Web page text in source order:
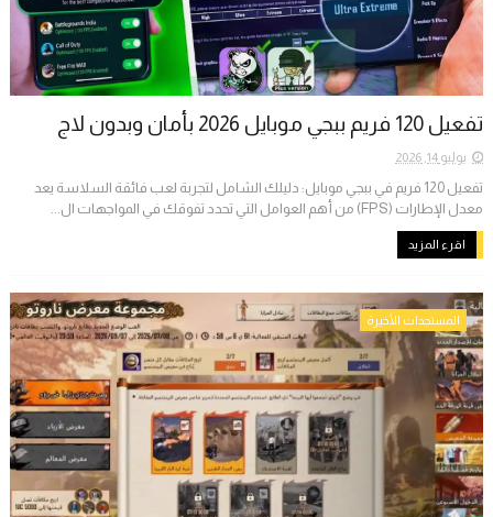
تفعيل 120 فريم ببجي موبايل 2026 بأمان وبدون لاج
يوليو 14, 2026
تفعيل 120 فريم في ببجي موبايل: دليلك الشامل لتجربة لعب فائقة السلاسة ​يعد
معدل الإطارات (FPS) من أهم العوامل التي تحدد تفوقك في المواجهات ال...
اقرء المزيد
المستجدات الأخيرة